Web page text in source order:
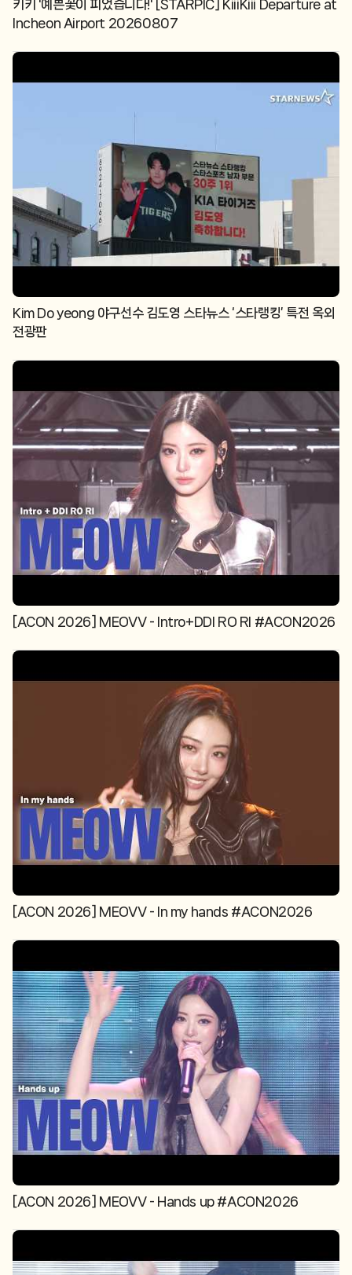
키키 '예쁜꽃이 피었습니다!' [STARPIC] KiiiKiii Departure at
Incheon Airport 20260807
Kim Do yeong 야구선수 김도영 스타뉴스 ‘스타랭킹’ 특전 옥외
전광판
[ACON 2026] MEOVV - Intro+DDI RO RI #ACON2026
[ACON 2026] MEOVV - In my hands #ACON2026
[ACON 2026] MEOVV - Hands up #ACON2026